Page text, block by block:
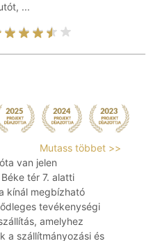
...
Mutass többet >>
van jelen
tér 7. alatti
kínál megbízható
tevékenységi
amelyhez
a szállítmányozási és